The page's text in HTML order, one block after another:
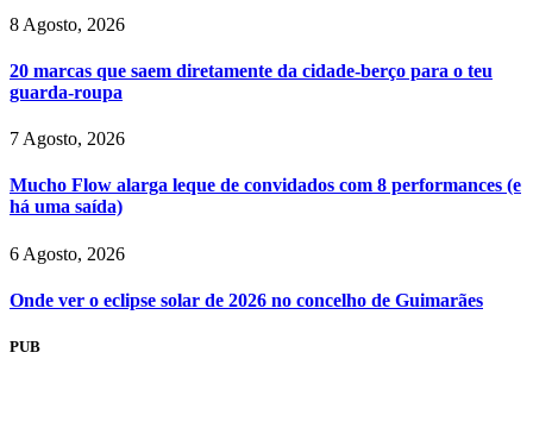
8 Agosto, 2026
20 marcas que saem diretamente da cidade-berço para o teu
guarda-roupa
7 Agosto, 2026
Mucho Flow alarga leque de convidados com 8 performances (e
há uma saída)
6 Agosto, 2026
Onde ver o eclipse solar de 2026 no concelho de Guimarães
PUB